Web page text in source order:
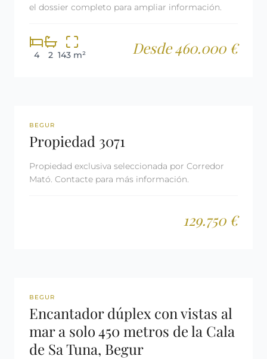
el dossier completo para ampliar información.
4 2 143 m² Desde 460.000 €
REF: 3071
BEGUR
Propiedad 3071
Propiedad exclusiva seleccionada por Corredor
Mató. Contacte para más información.
129.750 €
REF: 3140
BEGUR
Encantador dúplex con vistas al
mar a solo 450 metros de la Cala
de Sa Tuna, Begur